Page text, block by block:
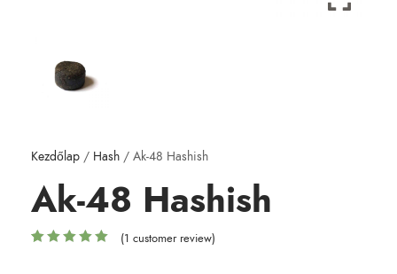
Kezdőlap / Hash / Ak-48 Hashish
Ak-48 Hashish
(1 customer review)